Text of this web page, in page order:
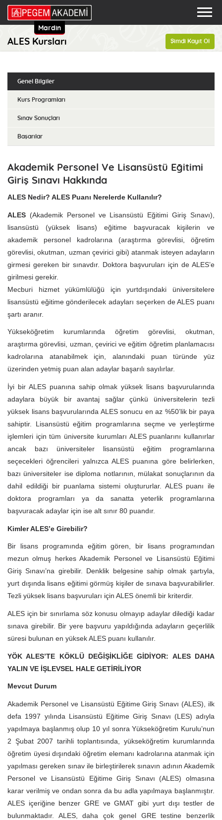
Mardin
ALES Kursları Şimdi Kayıt Ol
Genel Bilgiler
Kurs Programları
Sınav Sonuçları
Başarılar
Akademik Personel Ve Lisansüstü Eğitimi
Giriş Sınavı Hakkında
ALES Nedir? ALES Puanı Nerelerde Kullanılır?
ALES (Akademik Personel ve Lisansüstü Eğitimi Giriş Sınavı),
lisansüstü (yüksek lisans) eğitime başvuracak kişilerin ve
akademik personel kadrolarına (araştırma görevlisi, öğretim
görevlisi, okutman, uzman çevirici gibi) atanmak isteyen adayların
girmesi gereken bir sınavdır. Doktora başvuruları için de ALES’e
girilmesi gerekir.
Mecburi hizmet yükümlülüğü için yurtdışındaki üniversitelere
lisansüstü eğitime gönderilecek adayları seçerken de ALES puanı
şartı aranır.
Yükseköğretim kurumlarında öğretim görevlisi, okutman,
araştırma görevlisi, uzman, çevirici ve eğitim öğretim planlamacısı
kadrolarına atanabilmek için, alanındaki puan türünde yüz
üzerinden yetmiş puan alan adaylar başarılı sayılırlar.
İyi bir ALES puanına sahip olmak yüksek lisans başvurularında
adaylara büyük bir avantaj sağlar çünkü üniversitelerin tezli
yüksek lisans başvurularında ALES sonucu en az %50’lik bir paya
sahiptir. Lisansüstü eğitim programlarına seçme ve yerleştirme
işlemleri için tüm üniversite kurumları ALES puanlarını kullanırlar
ancak bazı üniversiteler lisansüstü eğitim programlarına
seçecekleri öğrencileri yalnızca ALES puanına göre belirlerken,
bazı üniversiteler ise diploma notlarının, mülakat sonuçlarının da
dahil edildiği bir puanlama sistemi oluştururlar. ALES puanı ile
doktora programları ya da sanatta yeterlik programlarına
başvuracak adaylar için ise alt sınır 80 puandır.
Kimler ALES’e Girebilir?
Bir lisans programında eğitim gören, bir lisans programından
mezun olmuş herkes Akademik Personel ve Lisansüstü Eğitimi
Giriş Sınavı’na girebilir. Denklik belgesine sahip olmak şartıyla,
yurt dışında lisans eğitimi görmüş kişiler de sınava başvurabilirler.
Tezli yüksek lisans başvuruları için ALES önemli bir kriterdir.
ALES için bir sınırlama söz konusu olmayıp adaylar dilediği kadar
sınava girebilir. Bir yere başvuru yapıldığında adayların geçerlilik
süresi bulunan en yüksek ALES puanı kullanılır.
YÖK ALES’TE KÖKLÜ DEĞİŞİKLİĞE GİDİYOR: ALES DAHA
YALIN VE İŞLEVSEL HALE GETİRİLİYOR
Mevcut Durum
Akademik Personel ve Lisansüstü Eğitime Giriş Sınavı (ALES), ilk
defa 1997 yılında Lisansüstü Eğitime Giriş Sınavı (LES) adıyla
yapılmaya başlanmış olup 10 yıl sonra Yükseköğretim Kurulu’nun
2 Şubat 2007 tarihli toplantısında, yükseköğretim kurumlarında
öğretim üyesi dışındaki öğretim elemanı kadrolarına atanmak için
yapılması gereken sınav ile birleştirilerek sınavın adının Akademik
Personel ve Lisansüstü Eğitime Giriş Sınavı (ALES) olmasına
karar verilmiş ve ondan sonra da bu adla yapılmaya başlanmıştır.
ALES içeriğine benzer GRE ve GMAT gibi yurt dışı testler de
bulunmaktadır. ALES, daha çok genel GRE testine benzerlik